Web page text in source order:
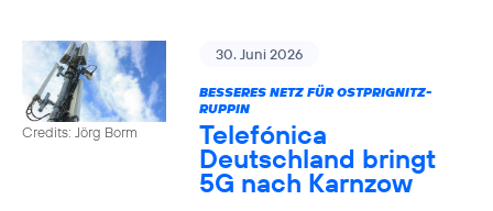
Credits: Jörg Borm
30. Juni 2026
BESSERES NETZ FÜR OSTPRIGNITZ-
RUPPIN
Telefónica
Deutschland bringt
5G nach Karnzow